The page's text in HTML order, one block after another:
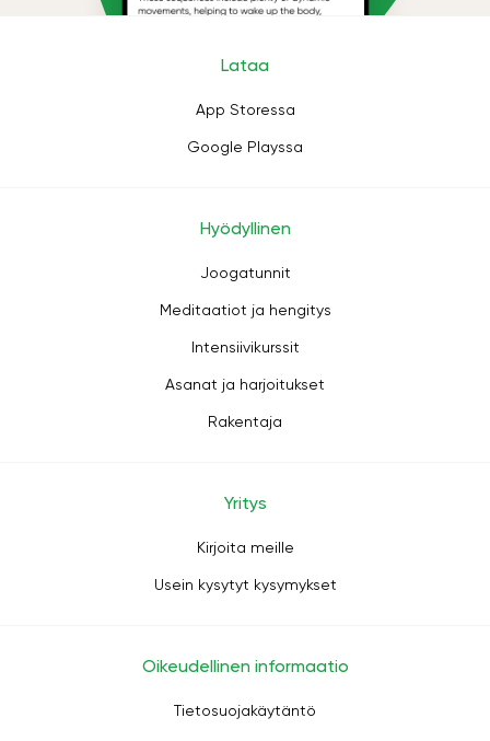
Lataa
App Storessa
Google Playssa
Hyödyllinen
Joogatunnit
Meditaatiot ja hengitys
Intensiivikurssit
Asanat ja harjoitukset
Rakentaja
Yritys
Kirjoita meille
Usein kysytyt kysymykset
Oikeudellinen informaatio
Tietosuojakäytäntö